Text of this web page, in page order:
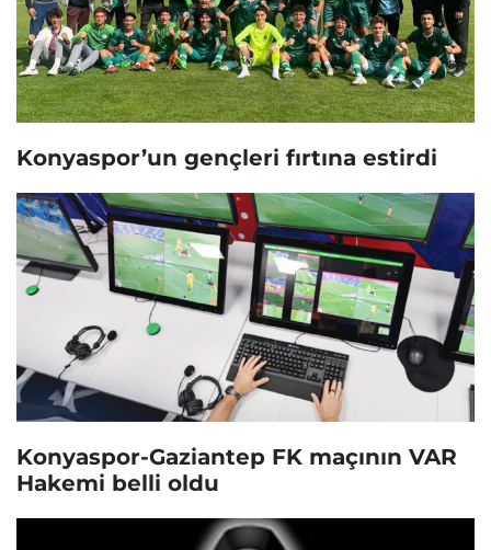
Konyaspor’un gençleri fırtına estirdi
Konyaspor-Gaziantep FK maçının VAR
Hakemi belli oldu